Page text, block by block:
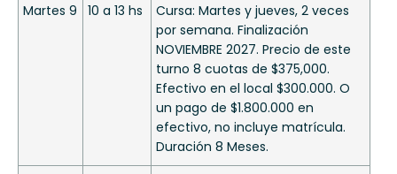
Martes 9 10 a 13 hs
Cursa: Martes y jueves, 2 veces
por semana. Finalización
NOVIEMBRE 2027. Precio de este
turno 8 cuotas de $375,000.
Efectivo en el local $300.000. O
un pago de $1.800.000 en
efectivo, no incluye matrícula.
Duración 8 Meses.